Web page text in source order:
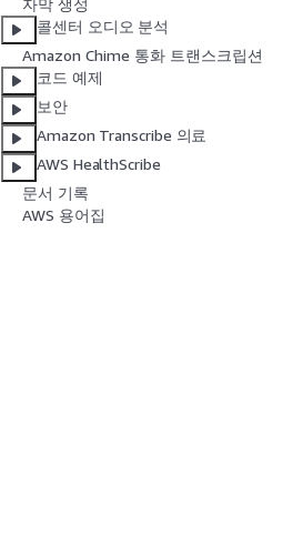
자막 생성
콜센터 오디오 분석
Amazon Chime 통화 트랜스크립션
코드 예제
보안
Amazon Transcribe 의료
AWS HealthScribe
문서 기록
AWS 용어집